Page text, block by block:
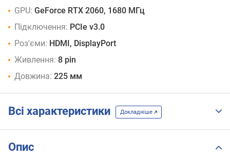
GPU: GeForce RTX 2060, 1680 МГц
Підключення: PCIe v3.0
Роз'єми: HDMI, DisplayPort
Живлення: 8 pin
Довжина: 225 мм
Всі характеристики Докладніше
Опис